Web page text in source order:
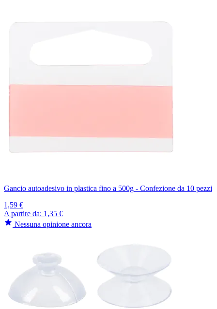
Gancio autoadesivo in plastica fino a 500g - Confezione da 10 pezzi
1,59 €
A partire da: 1,35 €
Nessuna opinione ancora